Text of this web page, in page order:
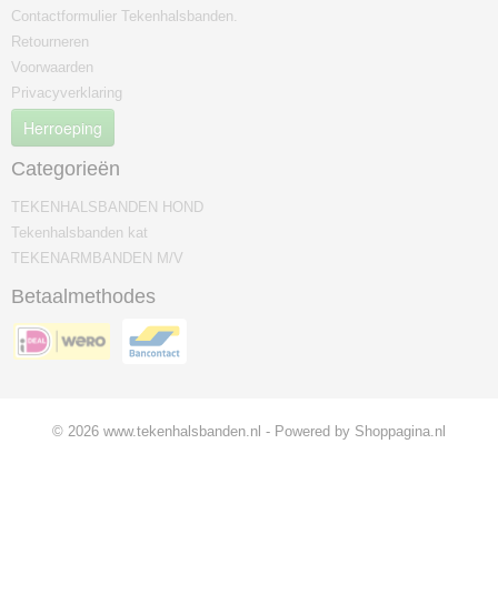
Contactformulier Tekenhalsbanden.
Retourneren
Voorwaarden
Privacyverklaring
Herroeping
Categorieën
TEKENHALSBANDEN HOND
Tekenhalsbanden kat
TEKENARMBANDEN M/V
Betaalmethodes
© 2026 www.tekenhalsbanden.nl - Powered by Shoppagina.nl